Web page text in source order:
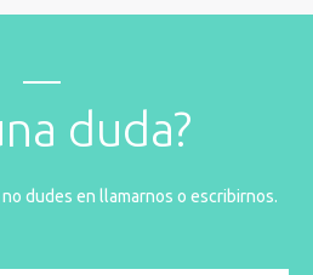
duda?
dudes en llamarnos o escribirnos.